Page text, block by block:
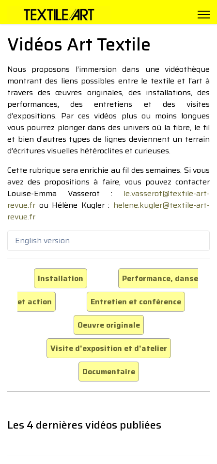
Vidéos Art Textile
Nous proposons l’immersion dans une vidéothèque
montrant des liens possibles entre le textile et l’art à
travers des œuvres originales, des installations, des
performances, des entretiens et des visites
d’expositions. Par ces vidéos plus ou moins longues
vous pourrez plonger dans des univers où la fibre, le fil
et bien d’autres types de lignes deviennent un terrain
d’écritures visuelles hétéroclites et curieuses.
Cette rubrique sera enrichie au fil des semaines. Si vous
avez des propositions à faire, vous pouvez contacter
Louise-Emma Vasserot : le.vasserot@textile-art-
revue.fr ou Hélène Kugler : helene.kugler@textile-art-
revue.fr
English version
Installation
Performance, danse
et action
Entretien et conférence
Oeuvre originale
Visite d'exposition et d'atelier
Documentaire
Les 4 dernières vidéos publiées